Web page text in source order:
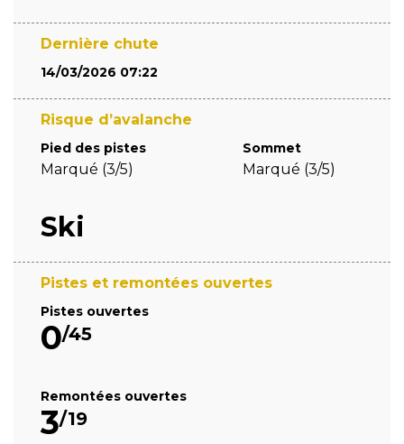
Dernière chute
14/03/2026 07:22
Risque d’avalanche
Pied des pistes
Marqué (3/5)
Sommet
Marqué (3/5)
Ski
Pistes et remontées ouvertes
Pistes ouvertes
0/45
Remontées ouvertes
3/19